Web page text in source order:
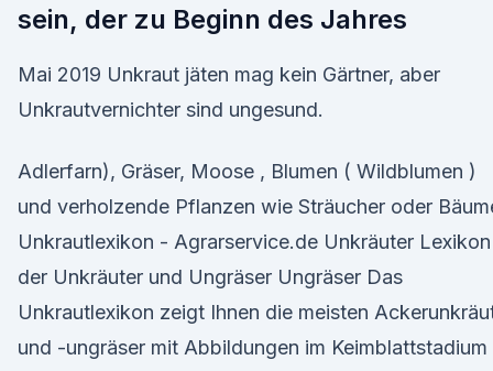
sein, der zu Beginn des Jahres
Mai 2019 Unkraut jäten mag kein Gärtner, aber
Unkrautvernichter sind ungesund.
Adlerfarn), Gräser, Moose , Blumen ( Wildblumen )
und verholzende Pflanzen wie Sträucher oder
Unkrautlexikon - Agrarservice.de Unkräuter Lexikon
der Unkräuter und Ungräser Ungräser Das
Unkrautlexikon zeigt Ihnen die meisten
und -ungräser mit Abbildungen im Keimblattstadium